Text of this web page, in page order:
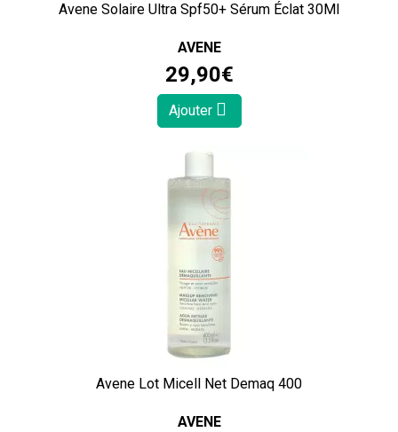
Avene Solaire Ultra Spf50+ Sérum Éclat 30Ml
AVENE
29,90€
Ajouter
Avene Lot Micell Net Demaq 400
AVENE